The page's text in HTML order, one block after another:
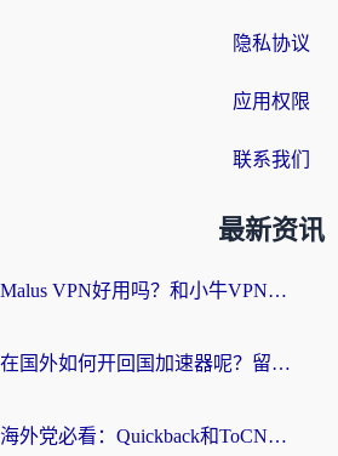
隐私协议
应用权限
联系我们
最新资讯
Malus VPN好用吗？和小牛VPN对比哪个回国效果更好？海外党亲测实用指南
在国外如何开回国加速器呢？留学生亲测的无缝访问国内资源指南
海外党必看：Quickback和ToCN好用吗？3分钟选对回国加速器的实用指南